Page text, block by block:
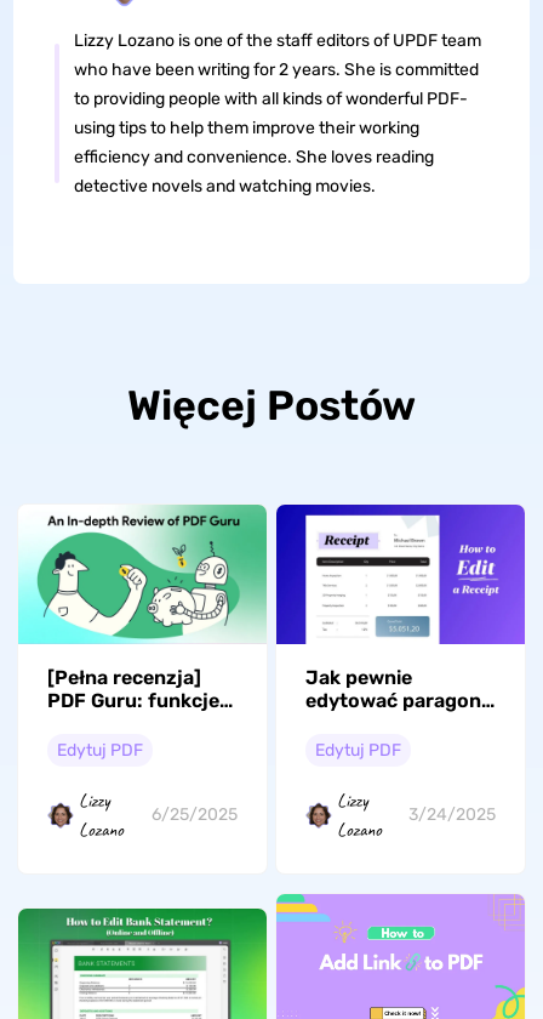
Lizzy Lozano is one of the staff editors of UPDF team
who have been writing for 2 years. She is committed
to providing people with all kinds of wonderful PDF-
using tips to help them improve their working
efficiency and convenience. She loves reading
detective novels and watching movies.
Więcej Postów
[Pełna recenzja]
PDF Guru: funkcje,
alternatywa
Edytuj PDF
Lizzy
Lozano
6/25/2025
Jak pewnie
edytować paragon:
przewodnik
Edytuj PDF
Lizzy
Lozano
3/24/2025